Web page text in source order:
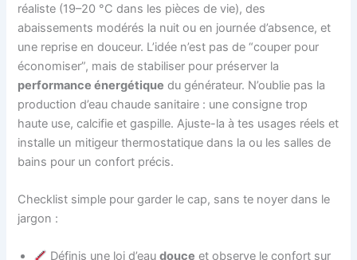
réaliste (19–20 °C dans les pièces de vie), des
abaissements modérés la nuit ou en journée d’absence, et
une reprise en douceur. L’idée n’est pas de “couper pour
économiser”, mais de stabiliser pour préserver la
performance énergétique du générateur. N’oublie pas la
production d’eau chaude sanitaire : une consigne trop
haute use, calcifie et gaspille. Ajuste-la à tes usages réels et
installe un mitigeur thermostatique dans la ou les salles de
bains pour un confort précis.
Checklist simple pour garder le cap, sans te noyer dans le
jargon :
Définis une loi d’eaudouce et observe le confort sur